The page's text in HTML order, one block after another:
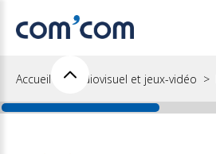
Accueil Audiovisuel et jeux-vidéo